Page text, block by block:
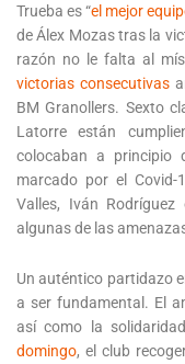
Trueba es “el mejor
de Álex Mozas tras la
razón no le falta al
victorias consecutivas
BM Granollers. Sexto
Latorre están
colocaban a principio
marcado por el
Valles, Iván
algunas de las
Un auténtico partidazo
a ser fundamental. El
así como la
domingo, el club